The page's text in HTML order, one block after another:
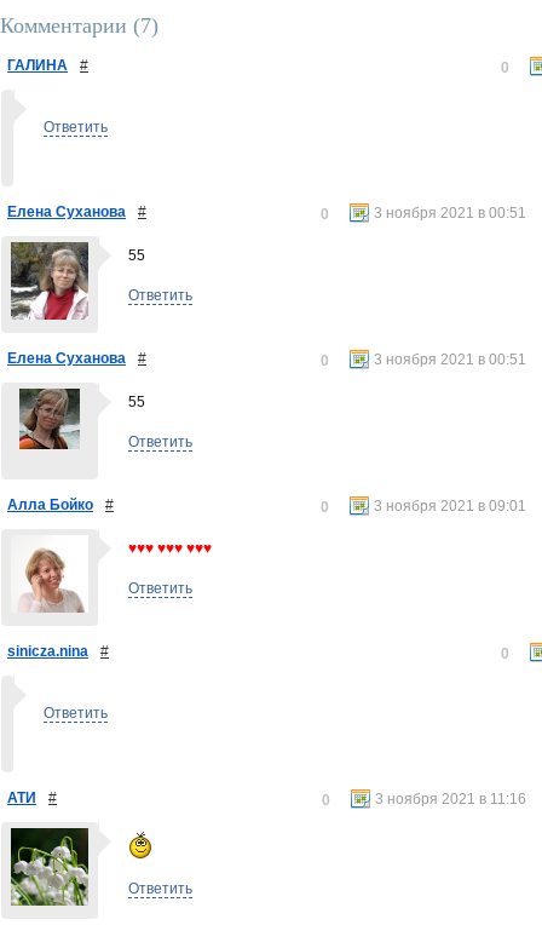
Комментарии (7)
ГАЛИНА # 0
Ответить
Елена Суханова # 3 ноября 2021 в 00:51
0
55
Ответить
Елена Суханова # 3 ноября 2021 в 00:51
0
55
Ответить
Алла Бойко # 3 ноября 2021 в 09:01
0
♥♥♥ ♥♥♥ ♥♥♥
Ответить
sinicza.nina # 0
Ответить
АТИ # 3 ноября 2021 в 11:16
0
Ответить